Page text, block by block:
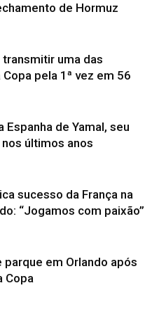
de Hormuz
transmitir uma das
pela 1ª vez em 56
Espanha de Yamal, seu
últimos anos
sucesso da França na
“Jogamos com paixão”
parque em Orlando após
Copa